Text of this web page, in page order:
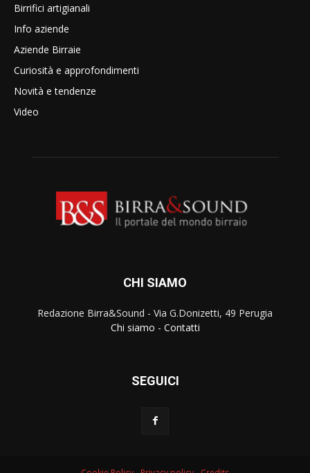
Birrifici artigianali
Info aziende
Aziende Birraie
Curiosità e approfondimenti
Novità e tendenze
Video
CHI SIAMO
Redazione Birra&Sound - Via G.Donizetti, 49 Perugia
Chi siamo - Contatti
SEGUICI